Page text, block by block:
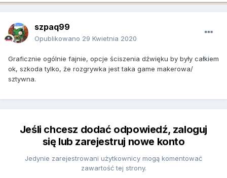
szpaq99
Opublikowano 29 Kwietnia 2020
Graficznie ogólnie fajnie, opcje ściszenia dźwięku by były całkiem
ok, szkoda tylko, że rozgrywka jest taka game makerowa/
sztywna.
Jeśli chcesz dodać odpowiedź, zaloguj
się lub zarejestruj nowe konto
Jedynie zarejestrowani użytkownicy mogą komentować
zawartość tej strony.